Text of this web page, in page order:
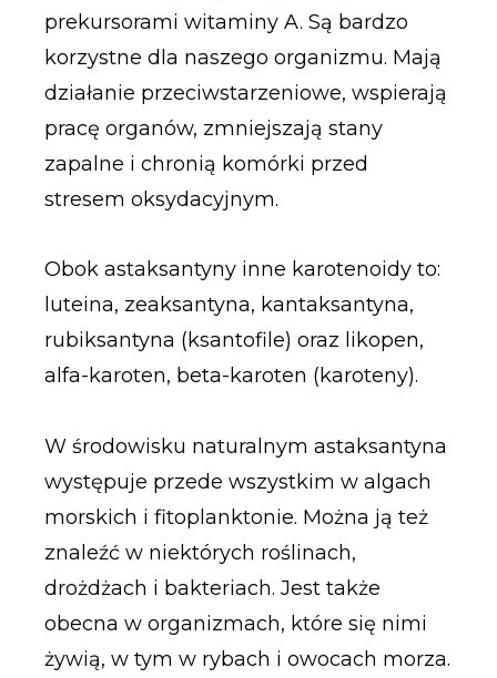
prekursorami witaminy A. Są bardzo
korzystne dla naszego organizmu. Mają
działanie przeciwstarzeniowe, wspierają
pracę organów, zmniejszają stany
zapalne i chronią komórki przed
stresem oksydacyjnym.
Obok astaksantyny inne karotenoidy to:
luteina, zeaksantyna, kantaksantyna,
rubiksantyna (ksantofile) oraz likopen,
alfa-karoten, beta-karoten (karoteny).
W środowisku naturalnym astaksantyna
występuje przede wszystkim w algach
morskich i fitoplanktonie. Można ją też
znaleźć w niektórych roślinach,
drożdżach i bakteriach. Jest także
obecna w organizmach, które się nimi
żywią, w tym w rybach i owocach morza.